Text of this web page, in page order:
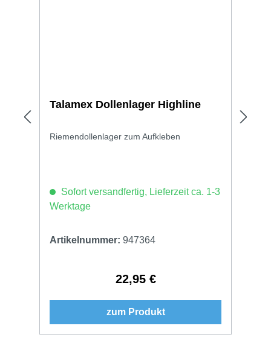
Talamex Dollenlager Highline
Riemendollenlager zum Aufkleben
Sofort versandfertig, Lieferzeit ca. 1-3
Werktage
Artikelnummer: 947364
Regulärer Preis:
22,95 €
zum Produkt